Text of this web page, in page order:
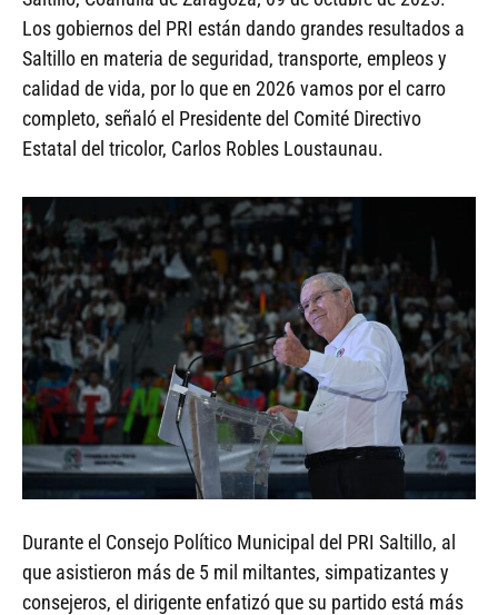
Los gobiernos del PRI están dando grandes resultados a
Saltillo en materia de seguridad, transporte, empleos y
calidad de vida, por lo que en 2026 vamos por el carro
completo, señaló el Presidente del Comité Directivo
Estatal del tricolor, Carlos Robles Loustaunau.
Durante el Consejo Político Municipal del PRI Saltillo, al
que asistieron más de 5 mil miltantes, simpatizantes y
consejeros, el dirigente enfatizó que su partido está más